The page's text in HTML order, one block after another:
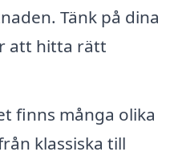
Tänk på dina
att hitta rätt
finns många olika
klassiska till